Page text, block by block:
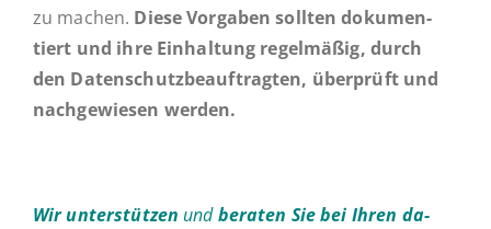
zu machen. Diese Vor­ga­ben sollten do­ku­men­
tiert und ihre Ein­hal­tung re­gel­mä­ßig, durch
den Da­ten­schutz­be­auf­trag­ten, über­prüft und
nach­ge­wie­sen werden.
Wir un­ter­stüt­zen undberaten Sie bei Ihren da­